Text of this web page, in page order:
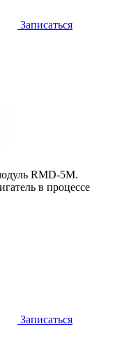
Записаться
RMD-5M.
в процессе
Записаться